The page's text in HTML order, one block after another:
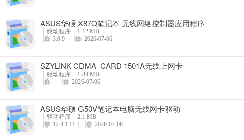
ASUS华硕 X87Q笔记本 无线网络控制器应用程序
驱动程序
1.12 MB
3.0.9
2026-07-06
SZYLINK CDMA_CARD 1501A无线上网卡
驱动程序
1.84 MB
2026-07-06
ASUS华硕 G50V笔记本电脑无线网卡驱动
驱动程序
2.1 MB
12.4.1.11
2026-07-06